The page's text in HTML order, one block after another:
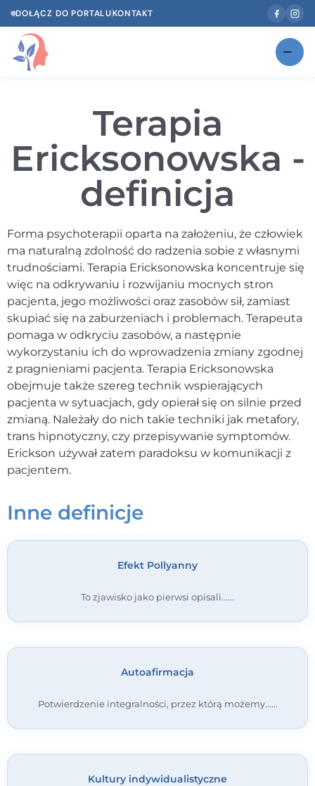
DOŁĄCZ DO PORTALUKONTAKT
Według specjalizacji
Psycholog w Twoim języku
Testy psychologiczne
Dawka wiedzy
Dla specjalistów
Kontakt
Dołącz do portalu
Terapia
Ericksonowska -
definicja
Forma psychoterapii oparta na założeniu, że człowiek
ma naturalną zdolność do radzenia sobie z własnymi
trudnościami. Terapia Ericksonowska koncentruje się
więc na odkrywaniu i rozwijaniu mocnych stron
pacjenta, jego możliwości oraz zasobów sił, zamiast
skupiać się na zaburzeniach i problemach. Terapeuta
pomaga w odkryciu zasobów, a następnie
wykorzystaniu ich do wprowadzenia zmiany zgodnej
z pragnieniami pacjenta. Terapia Ericksonowska
obejmuje także szereg technik wspierających
pacjenta w sytuacjach, gdy opierał się on silnie przed
zmianą. Należały do nich takie techniki jak metafory,
trans hipnotyczny, czy przepisywanie symptomów.
Erickson używał zatem paradoksu w komunikacji z
pacjentem.
Inne definicje
Efekt Pollyanny
To zjawisko jako pierwsi opisali...
Autoafirmacja
Potwierdzenie integralności, przez którą możemy...
Kultury indywidualistyczne